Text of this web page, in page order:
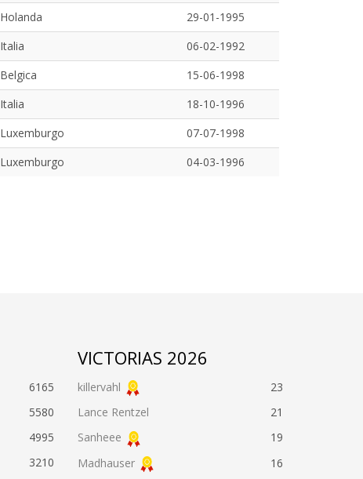
Holanda
29-01-1995
Italia
06-02-1992
Belgica
15-06-1998
Italia
18-10-1996
Luxemburgo
07-07-1998
Luxemburgo 04-03-1996
6165
5580
4995
3210
VICTORIAS 2026
killervahl
23
Lance Rentzel
21
Sanheee
19
Madhauser
16